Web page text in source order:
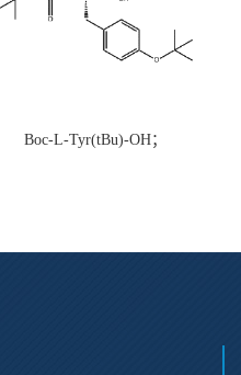
Boc-L-Tyr(tBu)-OH；